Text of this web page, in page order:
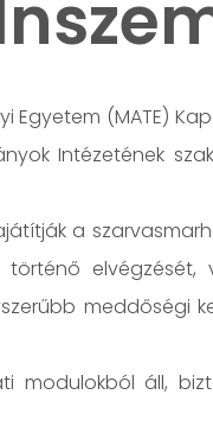
Egyetem (MATE)
Intézetének
a
meddőségi
modulokból áll,